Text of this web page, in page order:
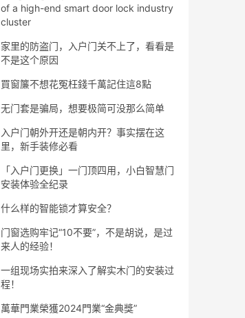
of a high-end smart door lock industry
cluster
家里的防盗门，入户门关不上了，看看是
不是这个原因
買窗簾不想花冤枉錢千萬記住這8點
无门套是骗局，想要极简可没那么简单
入户门朝外开还是朝内开？事实摆在这
里，新手装修必看
「入户门更换」一门顶四用，小白智慧门
安装体验全纪录
什么样的智能锁才算安全？
门窗选购牢记“10不要”，不是胡说，是过
来人的经验！
一组现场实拍来深入了解实木门的安装过
程！
萬華門業榮獲2024門業“金典獎”